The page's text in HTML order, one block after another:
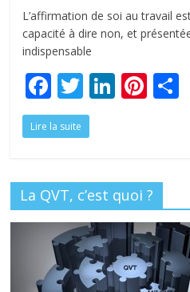
L’affirmation de soi au travail
capacité à dire non, et
indispensable
F
ac
e
o
o
k
T
w
itt
Li
dI
n
Pi
st
Lire la suite
La QVT, c’est quoi ?